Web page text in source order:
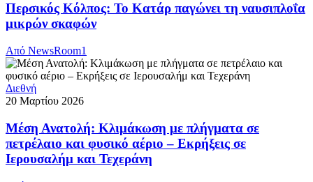
Περσικός Κόλπος: Το Κατάρ παγώνει τη ναυσιπλοΐα
μικρών σκαφών
Από NewsRoom1
Διεθνή
20 Μαρτίου 2026
Μέση Ανατολή: Κλιμάκωση με πλήγματα σε
πετρέλαιο και φυσικό αέριο – Εκρήξεις σε
Ιερουσαλήμ και Τεχεράνη